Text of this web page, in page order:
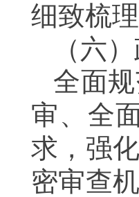
细致梳
（六
全面
审、全
求，强
密审查